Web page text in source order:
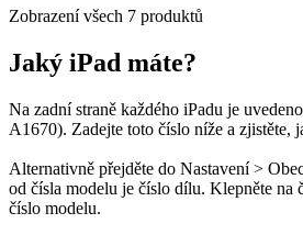
Zobrazení všech 7 produktů
Jaký iPad máte?
Na zadní straně každého iPadu je
A1670). Zadejte toto číslo níže a zjistěte,
Alternativně přejděte do Nastavení >
od čísla modelu je číslo dílu. Klepněte na
číslo modelu.